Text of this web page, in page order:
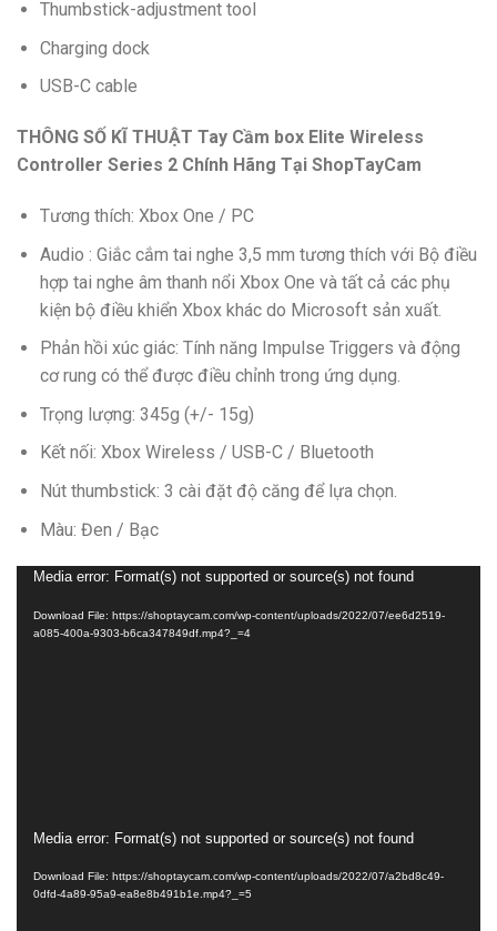
Thumbstick-adjustment tool
Charging dock
USB-C cable
THÔNG SỐ KĨ THUẬT Tay Cầm box Elite Wireless
Controller Series 2 Chính Hãng Tại ShopTayCam
Tương thích: Xbox One / PC
Audio : Giắc cắm tai nghe 3,5 mm tương thích với Bộ điều
hợp tai nghe âm thanh nổi Xbox One và tất cả các phụ
kiện bộ điều khiển Xbox khác do Microsoft sản xuất.
Phản hồi xúc giác: Tính năng Impulse Triggers và động
cơ rung có thể được điều chỉnh trong ứng dụng.
Trọng lượng: 345g (+/- 15g)
Kết nối: Xbox Wireless / USB-C / Bluetooth
Nút thumbstick: 3 cài đặt độ căng để lựa chọn.
Màu: Đen / Bạc
Trình
chơi
Video
Media error: Format(s) not supported or source(s) not found
Download File: https://shoptaycam.com/wp-content/uploads/2022/07/ee6d2519-
a085-400a-9303-b6ca347849df.mp4?_=4
Trình
chơi
Video
Media error: Format(s) not supported or source(s) not found
Download File: https://shoptaycam.com/wp-content/uploads/2022/07/a2bd8c49-
0dfd-4a89-95a9-ea8e8b491b1e.mp4?_=5